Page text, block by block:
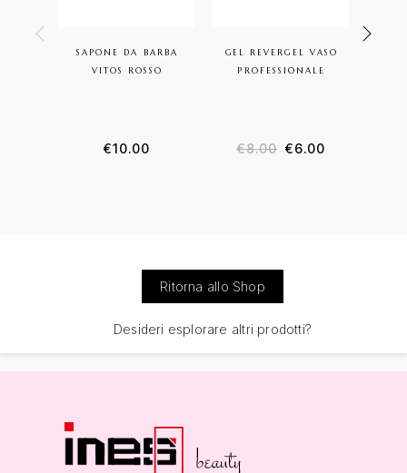
SAPONE DA BARBA
VITOS ROSSO
€10.00
GEL REVERGEL VASO
PROFESSIONALE
€8.00 €6.00
Ritorna allo Shop
Desideri esplorare altri prodotti?